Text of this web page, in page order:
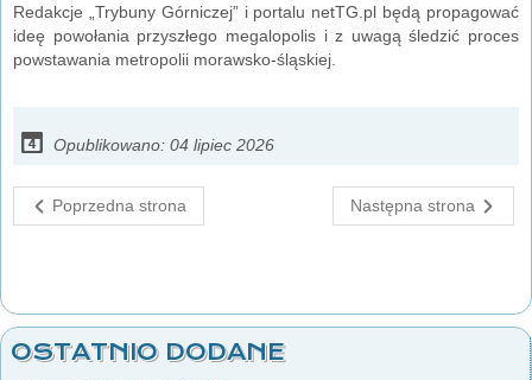
Redakcje „Trybuny Górniczej” i portalu netTG.pl będą propagować
ideę powołania przyszłego megalopolis i z uwagą śledzić proces
powstawania metropolii morawsko-śląskiej.
Opublikowano: 04 lipiec 2026
Poprzedna strona Następna strona
OSTATNIO DODANE